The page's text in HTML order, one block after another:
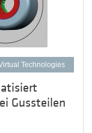
Technologies
Gussteilen